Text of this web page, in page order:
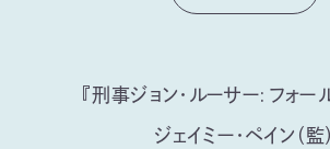
『刑事ジョン・ルーサー: フォー
ジェイミー・ペイン（監）